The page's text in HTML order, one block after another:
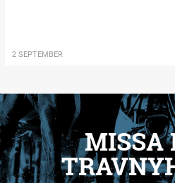
2 SEPTEMBER
MISSA